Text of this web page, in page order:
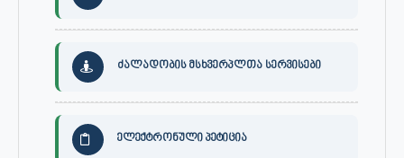
ძალადობის მსხვერპლთა სერვისები
ელექტრონული პეტიცია